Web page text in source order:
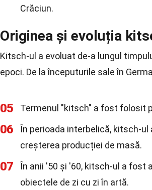
Crăciun.
Originea și evoluția
Kitsch-ul a evoluat de-a lungul
epoci. De la începuturile sale în
05 Termenul "kitsch" a fost folosit
06
În perioada interbelică, kitsch-
creșterea producției de masă.
07
În anii '50 și '60, kitsch-ul a
obiectele de zi cu zi în artă.